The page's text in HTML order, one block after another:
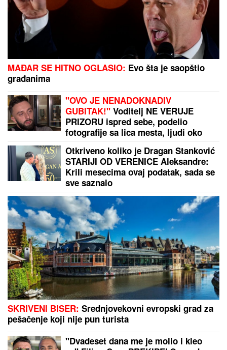
MILICOM NA ADI BOJANITerza video Barbaru! Dva
puta pričali, a onda ga pozvala: "Upisaću se kao
otac"
OPASNA ZARAZA SE ŠIRI U KOMŠILUKU:Hitno se
oglasio ministar zdravlja